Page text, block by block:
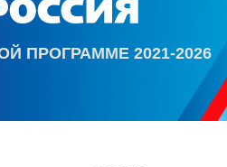
ПРОГРАММЕ 2021-2026